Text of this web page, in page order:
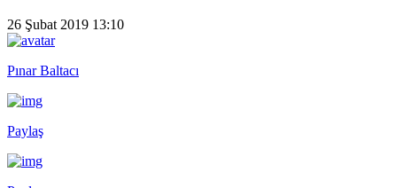
26 Şubat 2019 13:10
Pınar Baltacı
Paylaş